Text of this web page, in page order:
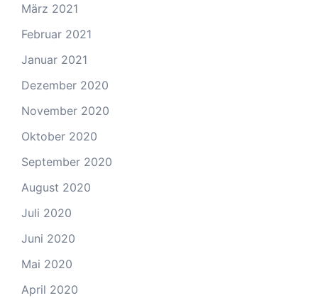
März 2021
Februar 2021
Januar 2021
Dezember 2020
November 2020
Oktober 2020
September 2020
August 2020
Juli 2020
Juni 2020
Mai 2020
April 2020